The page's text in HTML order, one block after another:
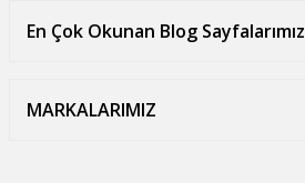
En Çok Okunan Blog Sayfalarımız
MARKALARIMIZ